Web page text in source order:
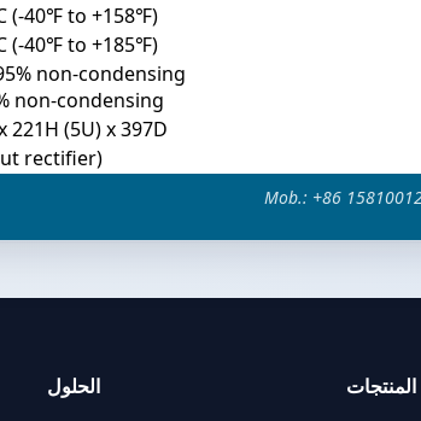
(-40℉ to +158℉)
(-40℉ to +185℉)
non-condensing
non-condensing
221H (5U) x 397D
rectifier)
Mob.: +86
المنتجات الحلول